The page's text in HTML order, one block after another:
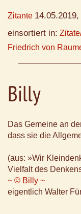
Zitante
einsortiert in:
Friedrich von
Billy
Das Gemeine an
dass sie die
(aus: »Wir
Vielfalt des
~ © Billy ~
eigentlich Walter